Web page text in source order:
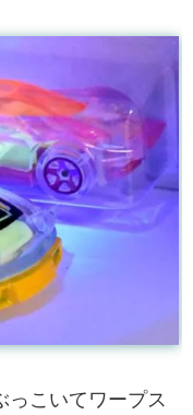
っこいてワープス